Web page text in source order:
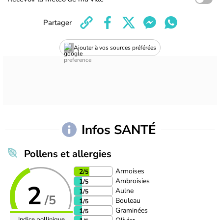
Ajouter à vos sources préférées
Partager
Infos SANTÉ
Pollens et allergies
2 /5
2/5
Armoises
1/5
Ambroisies
1/5
Aulne
1/5
Bouleau
1/5
Graminées